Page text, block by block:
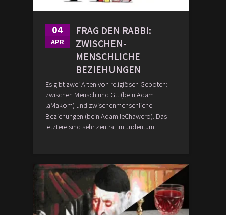
04
APR
FRAG DEN RABBI:
ZWISCHEN-
MENSCHLICHE
BEZIEHUNGEN
Es gibt zwei Arten von religiösen Geboten:
zwischen Mensch und Gtt (bein Adam
laMakom) und zwischenmenschliche
Beziehungen (bein Adam leChawero). Das
letztere sind sehr zentral im Judentum.